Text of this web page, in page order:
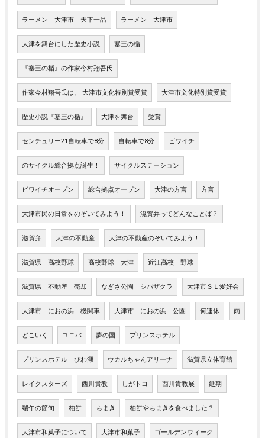
ラーメン 大津市 天下一品 ラーメン 大津市
大津を舞台にした歴史小説 塞王の楯
『塞王の楯』の作家今村翔吾氏
作家今村翔吾氏は、 大津市文化特別賞受賞 大津市文化特別賞受賞
歴史小説『塞王の楯』 大津を舞台 受賞
センチュリー21自転車で8分 自転車で8分 ビワイチ
のサイクル総合拠点誕生！ サイクルステーション
ビワイチオープン 総合拠点オープン 大津の方言 方言
大津市民の日常をのぞいてみよう！ 滋賀弁ってどんなことば？
滋賀弁 大津の不動産 大津の不動産のぞいてみよう！
滋賀県 高校野球 高校野球 大津 近江高校 野球
滋賀県 不動産 売却 なぎさ公園 シバザクラ 大津市ＳＬ愛好会
大津市 におの浜 機関車 大津市 におの浜 公園 何連休 雨
どこいく ユニバ 夢の国 プリンスホテル
プリンスホテル びわ湖 ウカルちゃんアリーナ 滋賀県立体育館
レイクスターズ 西川貴教 しがトコ 西川貴教展 延期
端午の節句 柏餅 ちまき 柏餅やちまきを食べました？
大津市和菓子について 大津市和菓子 ゴールデンウィーク